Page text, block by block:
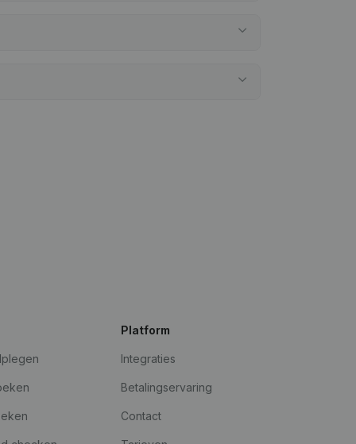
Platform
Integraties
Betalingservaring
Contact